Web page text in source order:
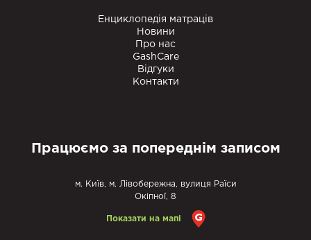
Енциклопедія матраців
Новини
Про нас
GashCare
Відгуки
Контакти
Працюємо за попереднім записом
м. Київ, м. Лівобережна, вулиця Раїси
Окіпної, 8
Показати на мапі